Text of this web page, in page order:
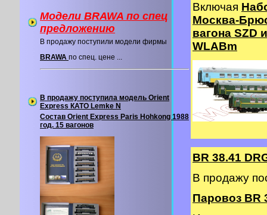
Модели BRAWA по спец
предложению
В продажу поступили модели фирмы
BRAWA по спец. цене ...
В продажу поступила модель Orient
Express КАТО Lemke N
Состав Orient Express Paris Hohkong 1988
год. 15 вагонов
Включая
Москва-
вагона SZD
WLABm
BR 38.41
В продажу
Паровоз BR